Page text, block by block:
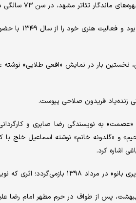
مشهد، در سن ۷۳ سالگی دارفانی را وداع گفت.
علی حریری
نخستین بار در نمایش «افعی طلایی»
زنده‌یاد فریدون صلاحی پیوست.
به نویسندگی رضا صابری و کارگردانی
و «گلدونه خانم» نوشته اسماعیل خلج با
اشاره کرد.
و کارگردانی آن را خود برعهده داشت.
این هنرمند فقید، چهارشنبه ۱۷ اردیبهشت، پس از طواف در